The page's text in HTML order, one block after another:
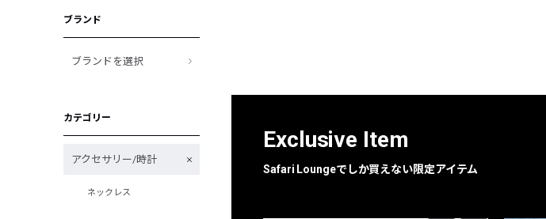
ブランド
ブランドを選択
カテゴリー
アクセサリー/時計
ネックレス
Exclusive Item
Safari Loungeでしか買えない限定アイテム